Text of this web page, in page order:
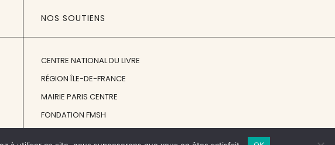
NOS SOUTIENS
CENTRE NATIONAL DU LIVRE
RÉGION ÎLE-DE-FRANCE
MAIRIE PARIS CENTRE
FONDATION FMSH